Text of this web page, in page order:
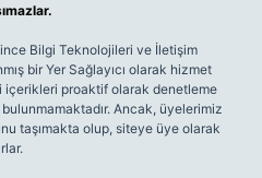
Bilgi Teknolojileri ve İletişim
bir Yer Sağlayıcı olarak hizmet
içerikleri proaktif olarak denetleme
Ancak, üyelerimiz
taşımakta olup, siteye üye olarak